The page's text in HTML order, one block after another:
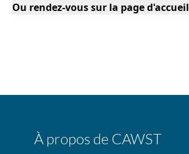
Ou rendez-vous sur la page d'accueil
À propos de CAWST